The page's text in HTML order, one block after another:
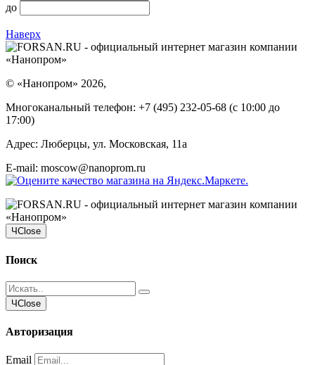
до
Наверх
© «Нанопром» 2026,
Многоканальный телефон: +7 (495) 232-05-68 (c 10:00 до
17:00)
Адрес: Люберцы, ул. Московская, 11а
E-mail: moscow@nanoprom.ru
ЧClose
Поиск
ЧClose
Авторизация
Email